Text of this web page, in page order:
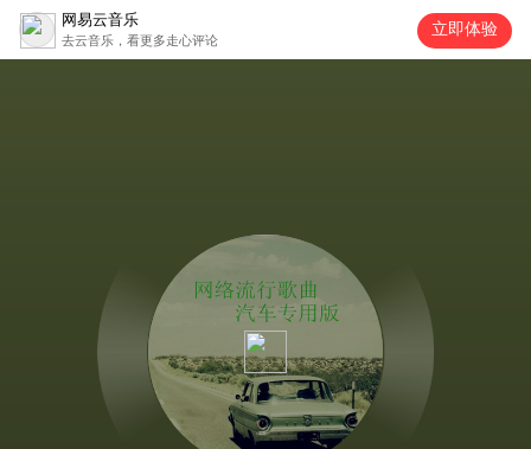
网易云音乐
去云音乐，看更多走心评论
立即体验